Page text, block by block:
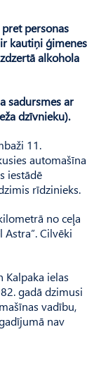
personas
kautiņi ģimenes
alkohola
sadursmes ar
dzīvnieku).
11.
automašīna
iestādē
rīdzinieks.
no ceļa
Cilvēki
Kalpaka ielas
gadā dzimusi
vadību,
nav